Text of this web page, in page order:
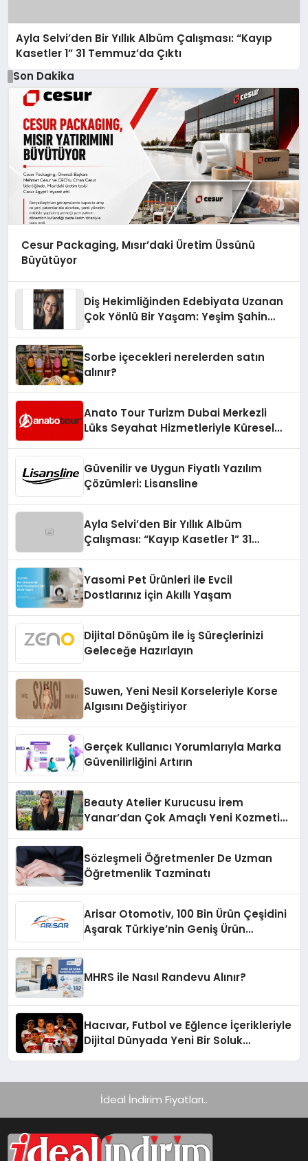
Ayla Selvi’den Bir Yıllık Albüm Çalışması: “Kayıp
Kasetler 1” 31 Temmuz’da Çıktı
Son Dakika
Cesur Packaging, Mısır’daki Üretim Üssünü
Büyütüyor
Diş Hekimliğinden Edebiyata Uzanan
Çok Yönlü Bir Yaşam: Yeşim Şahin
Sorbe içecekleri nerelerden satın
alınır?
Anato Tour Turizm Dubai Merkezli
Lüks Seyahat Hizmetleriyle Küresel
Güvenilir ve Uygun Fiyatlı Yazılım
Çözümleri: Lisansline
Ayla Selvi’den Bir Yıllık Albüm
Çalışması: “Kayıp Kasetler 1” 31
Yasomi Pet Ürünleri ile Evcil
Dostlarınız İçin Akıllı Yaşam
Dijital Dönüşüm ile İş Süreçlerinizi
Geleceğe Hazırlayın
Suwen, Yeni Nesil Korseleriyle Korse
Algısını Değiştiriyor
Gerçek Kullanıcı Yorumlarıyla Marka
Güvenilirliğini Artırın
Beauty Atelier Kurucusu İrem
Yanar’dan Çok Amaçlı Yeni Kozmetik
Sözleşmeli Öğretmenler De Uzman
Öğretmenlik Tazminatı
Arisar Otomotiv, 100 Bin Ürün Çeşidini
Aşarak Türkiye’nin Geniş Ürün
MHRS ile Nasıl Randevu Alınır?
Hacıvar, Futbol ve Eğlence İçerikleriyle
Dijital Dünyada Yeni Bir Soluk
İdeal İndirim Fiyatları..